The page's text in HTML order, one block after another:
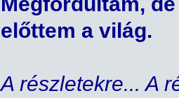
előttem a világ.
A részletekre... A